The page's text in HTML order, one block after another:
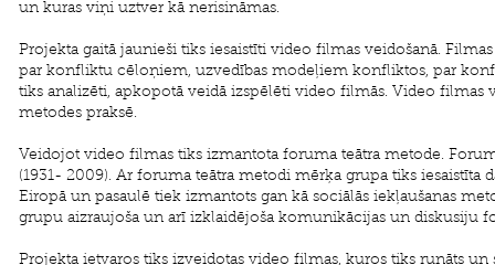
un kuras viņi uztver kā nerisināmas.
Projekta gaitā jaunieši tiks iesaistīti video filmas veidošanā.
par konfliktu cēloņiem, uzvedības modeļiem konfliktos, par
tiks analizēti, apkopotā veidā izspēlēti video filmās. Video filmas
metodes praksē.
Veidojot video filmas tiks izmantota foruma teātra metode.
(1931- 2009). Ar foruma teātra metodi mērķa grupa tiks
Eiropā un pasaulē tiek izmantots gan kā sociālās iekļaušanas
grupu aizraujoša un arī izklaidējoša komunikācijas un diskusiju
Projekta ietvaros tiks izveidotas video filmas, kuros tiks runāts